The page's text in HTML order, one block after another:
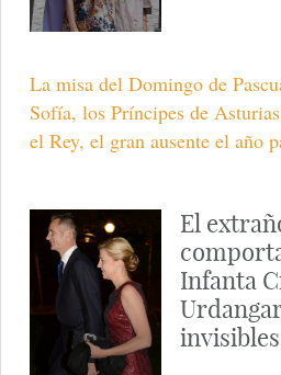
La misa del Domingo de
Sofía, los Príncipes de
el Rey, el gran ausente el año
El
Infanta
invisibles